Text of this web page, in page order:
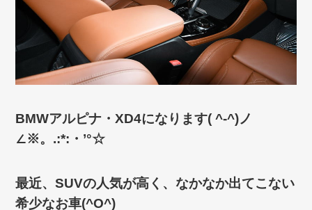
BMWアルピナ・XD4になります( ^-^)ノ
∠※。.:*:・’°☆
最近、SUVの人気が高く、なかなか出てこない
希少なお車(^O^)